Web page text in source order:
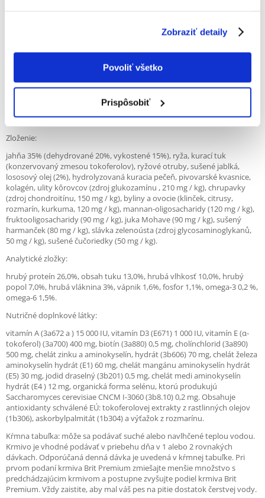
Zobraziť detaily
Povoliť všetko
Prispôsobiť
Recommend
Kompletné krmivo pre psov BEZ PŠENICE.
JAHŇACIE
RECEPTÚRA PRE dospelých psov všetkých plemien. VHODNÉ PRE PSY S
citlivým zažívaním.
Zloženie:
jahňa 35% (dehydrované 20%, vykostené 15%), ryža, kurací tuk
(konzervovaný zmesou tokoferolov), ryžové otruby, sušené jablká,
lososový olej (2%), hydrolyzovaná kuracia pečeň, pivovarské kvasnice,
kolagén, ulity kôrovcov (zdroj glukozamínu , 210 mg / kg), chrupavky
(zdroj chondroitínu, 150 mg / kg), byliny a ovocie (klinček, citrusy,
rozmarín, kurkuma, 120 mg / kg), mannan-oligosacharidy (120 mg / kg),
fruktooligosacharidy (90 mg / kg), juka Mohave (90 mg / kg), sušený
harmanček (80 mg / kg), slávka zelenoústa (zdroj glycosaminoglykanů,
50 mg / kg), sušené čučoriedky (50 mg / kg).
Analytické zložky:
hrubý proteín 26,0%, obsah tuku 13,0%, hrubá vlhkosť 10,0%, hrubý
popol 7,0%, hrubá vláknina 3%, vápnik 1,6%, fosfor 1,1%, omega-3 0,2 %,
omega-6 1,5%.
Nutričné doplnkové látky:
vitamín A (3a672 a ) 15 000 IU, vitamín D3 (E671) 1 000 IU, vitamín E (α-
tokoferol) (3a700) 400 mg, biotín (3a880) 0,5 mg, cholínchlorid (3a890)
500 mg, chelát zinku a aminokyselín, hydrát (3b606) 70 mg, chelát železa
aminokyselín hydrát (E1) 60 mg, chelát mangánu aminokyselín hydrát
(E5) 30 mg, jodid draselný (3b201) 0,5 mg, chelát medi aminokyselín
hydrát (E4 ) 12 mg, organická forma selénu, ktorú produkujú
Saccharomyces cerevisiae CNCM I-3060 (3b8.10) 0,2 mg. Obsahuje
antioxidanty schválené EÚ: tokoferolovej extrakty z rastlinných olejov
(1b306), askorbylpalmitát (1b304) a výťažok z rozmarínu.
Kŕmna tabuľka: môže sa podávať suché alebo navlhčené teplou vodou.
Krmivo je vhodné podávať v priebehu dňa v 1 alebo 2 rovnakých
dávkach. Odporúčaná denná dávka je uvedená v kŕmnej tabuľke. Pri
prvom podaní krmiva Brit Premium zmiešajte menšie množstvo s
predchádzajúcim krmivom a postupne zvyšujte podiel krmiva Brit
Premium. Vždy zaistite, aby mal váš pes na pitie dostatok čerstvej vody.